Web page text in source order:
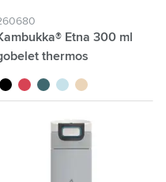
Etna 300 ml
thermos
noir corail rouge
sarcellebaby blue
latté